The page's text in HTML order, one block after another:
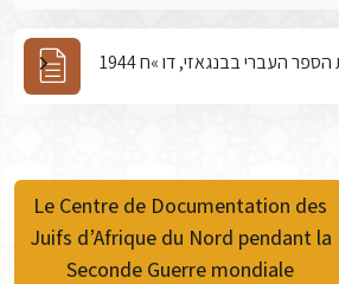
העברי בבנגאזי, דו »ח 1944
Le Centre de Documentation des
Juifs d’Afrique du Nord pendant la
Seconde Guerre mondiale